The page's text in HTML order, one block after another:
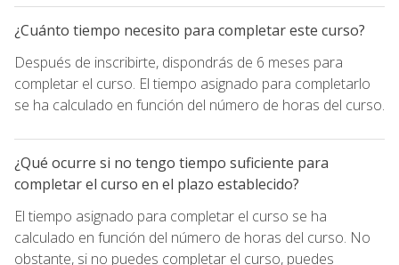
¿Cuánto tiempo necesito para completar este curso?
Después de inscribirte, dispondrás de 6 meses para
completar el curso. El tiempo asignado para completarlo
se ha calculado en función del número de horas del curso.
¿Qué ocurre si no tengo tiempo suficiente para
completar el curso en el plazo establecido?
El tiempo asignado para completar el curso se ha
calculado en función del número de horas del curso. No
obstante, si no puedes completar el curso, puedes